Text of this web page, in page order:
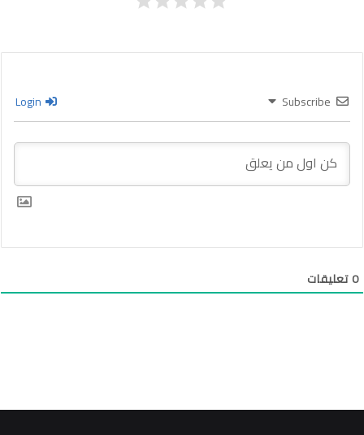
Subscribe
0تعليقات